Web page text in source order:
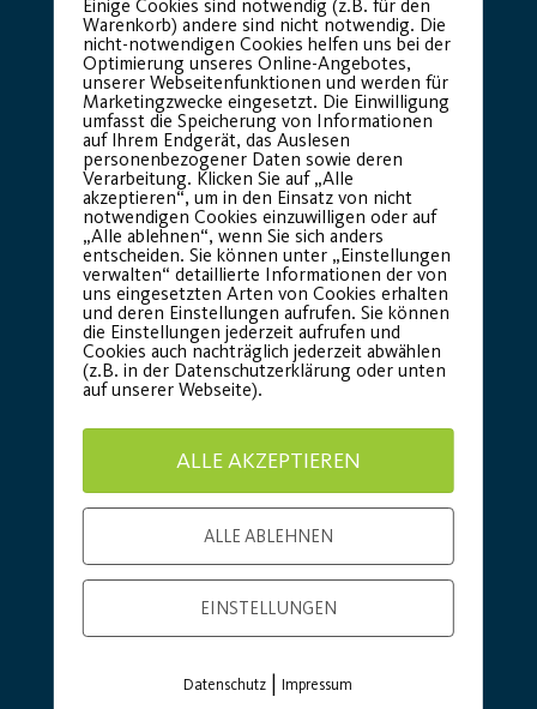
Basic Partner:
Einige Cookies sind notwendig (z.B. für den
Warenkorb) andere sind nicht notwendig. Die
nicht-notwendigen Cookies helfen uns bei der
Optimierung unseres Online-Angebotes,
unserer Webseitenfunktionen und werden für
Marketingzwecke eingesetzt. Die Einwilligung
umfasst die Speicherung von Informationen
auf Ihrem Endgerät, das Auslesen
personenbezogener Daten sowie deren
Verarbeitung. Klicken Sie auf „Alle
akzeptieren“, um in den Einsatz von nicht
notwendigen Cookies einzuwilligen oder auf
„Alle ablehnen“, wenn Sie sich anders
entscheiden. Sie können unter „Einstellungen
verwalten“ detaillierte Informationen der von
uns eingesetzten Arten von Cookies erhalten
und deren Einstellungen aufrufen. Sie können
die Einstellungen jederzeit aufrufen und
Cookies auch nachträglich jederzeit abwählen
(z.B. in der Datenschutzerklärung oder unten
auf unserer Webseite).
ALLE AKZEPTIEREN
ALLE ABLEHNEN
EINSTELLUNGEN
Datenschutz |Impressum